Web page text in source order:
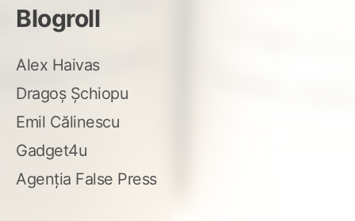
Blogroll
Alex Haivas
Dragoș Șchiopu
Emil Călinescu
Gadget4u
Agenția False Press